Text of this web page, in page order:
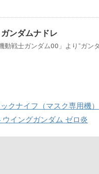
ガンダムナドレ
動戦士ガンダム00」より“ガン
クナイフ（マスク専用機）
イングガンダム ゼロ炎